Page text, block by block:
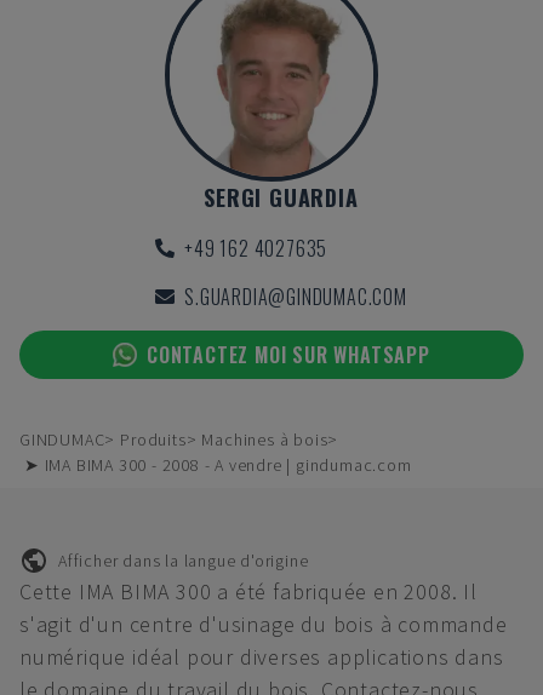
SERGI GUARDIA
+49 162 4027635
S.GUARDIA@GINDUMAC.COM
CONTACTEZ MOI SUR WHATSAPP
GINDUMAC Produits
Machines à bois
➤ IMA BIMA 300 - 2008 - A vendre | gindumac.com
Afficher dans la langue d'origine
Cette IMA BIMA 300 a été fabriquée en 2008. Il
s'agit d'un centre d'usinage du bois à commande
numérique idéal pour diverses applications dans